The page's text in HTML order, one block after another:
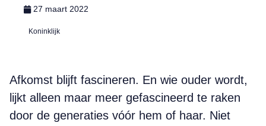
27 maart 2022
Koninklijk
Afkomst blijft fascineren. En wie ouder wordt,
lijkt alleen maar meer gefascineerd te raken
door de generaties vóór hem of haar. Niet